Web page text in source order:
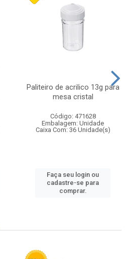
Paliteiro de acrilico 13g para
mesa cristal
Código: 471628
Embalagem: Unidade
Caixa Com: 36 Unidade(s)
Faça seu login ou
cadastre-se para
comprar.